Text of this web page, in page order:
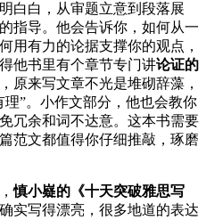
白白，从审题立意到段落展
指导。他会告诉你，如何从一
用有力的论据支撑你的观点，
他书里有个章节专门讲论证的
原来写文章不光是堆砌辞藻，
”。小作文部分，他也会教你
冗余和词不达意。这本书需要
范文都值得你仔细推敲，琢磨
慎小嶷的《十天突破雅思写
实写得漂亮，很多地道的表达